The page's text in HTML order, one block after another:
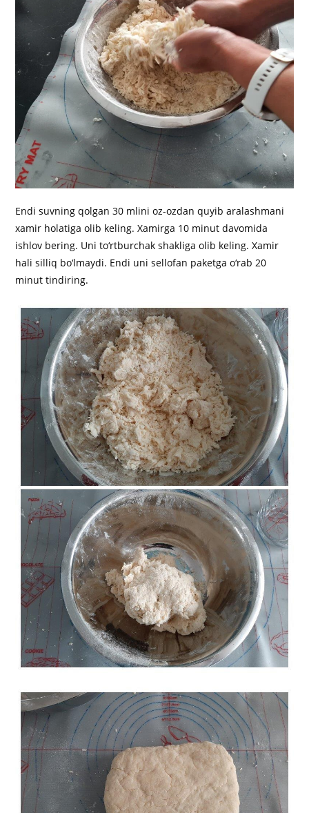
Endi suvning qolgan 30 mlini oz-ozdan quyib aralashmani
xamir holatiga olib keling. Xamirga 10 minut davomida
ishlov bering. Uni to‘rtburchak shakliga olib keling. Xamir
hali silliq bo‘lmaydi. Endi uni sellofan paketga o‘rab 20
minut tindiring.